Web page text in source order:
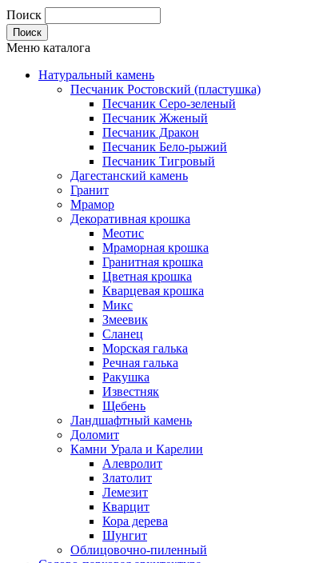
Поиск
Меню каталога
Натуральный камень
Песчаник Ростовский (пластушка)
Песчаник Серо-зеленый
Песчаник Жженый
Песчаник Дракон
Песчаник Бело-рыжий
Песчаник Тигровый
Дагестанский камень
Гранит
Мрамор
Декоративная крошка
Меотис
Мраморная крошка
Гранитная крошка
Цветная крошка
Кварцевая крошка
Микс
Змеевик
Сланец
Морская галька
Речная галька
Ракушка
Известняк
Щебень
Ландшафтный камень
Доломит
Камни Урала и Карелии
Алевролит
Златолит
Лемезит
Кварцит
Кора дерева
Шунгит
Облицовочно-пиленный